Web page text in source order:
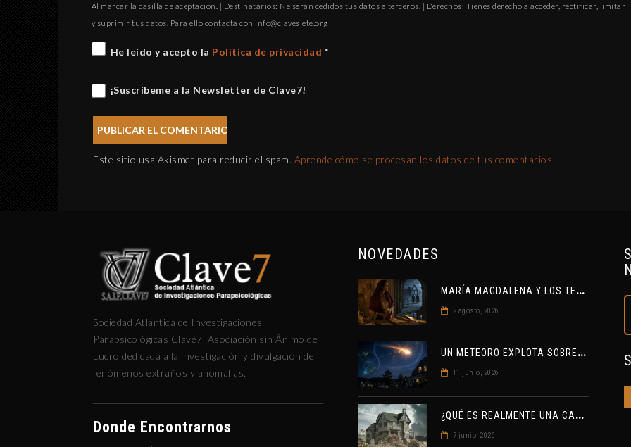
Al marcar la casilla de aceptación. | Destinatarios: Ne serán cedidos tus datos a terceros. | Derechos: Tienes derecho a acceder, rectificar, limitar
y suprimir tus datos. Para ello contacta con gro.eteisevalc@ofni
He leído y acepto la Política de privacidad *
¡Suscríbeme a la Newsletter de Clave7!
Este sitio usa Akismet para reducir el spam. Aprende cómo se procesan los datos de tus comentarios.
Sociedad Atlántica de Investigaciones
Parapsicológicas Clave7. Asociación sin Ánimo de
Lucro dedicada a la investigación y divulgación de
fenómenos extraños y anomalías.
Donde Encontrarnos
NOVEDADES
M
ARÍA MAGDALENA Y LOS TEMPLARIOS: ENTRE LA HISTORIA Y EL MISTERIO
2 agosto, 2026
U
N METEORO EXPLOTA SOBRE ESTADOS UNIDOS Y ABRE LA PISTA DE POLAR-IM, UN POSIBLE VISITANTE INTERESTELAR
11 junio, 2026
¿
QUÉ ES REALMENTE UNA CASA ENCANTADA?
7 junio, 2026